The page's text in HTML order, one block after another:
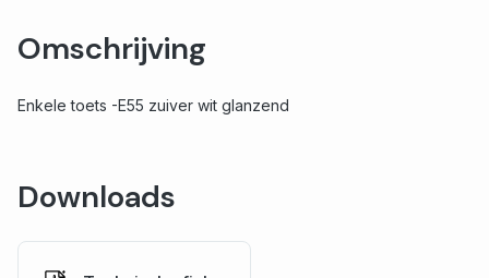
Omschrijving
Enkele toets -E55 zuiver wit glanzend
Downloads